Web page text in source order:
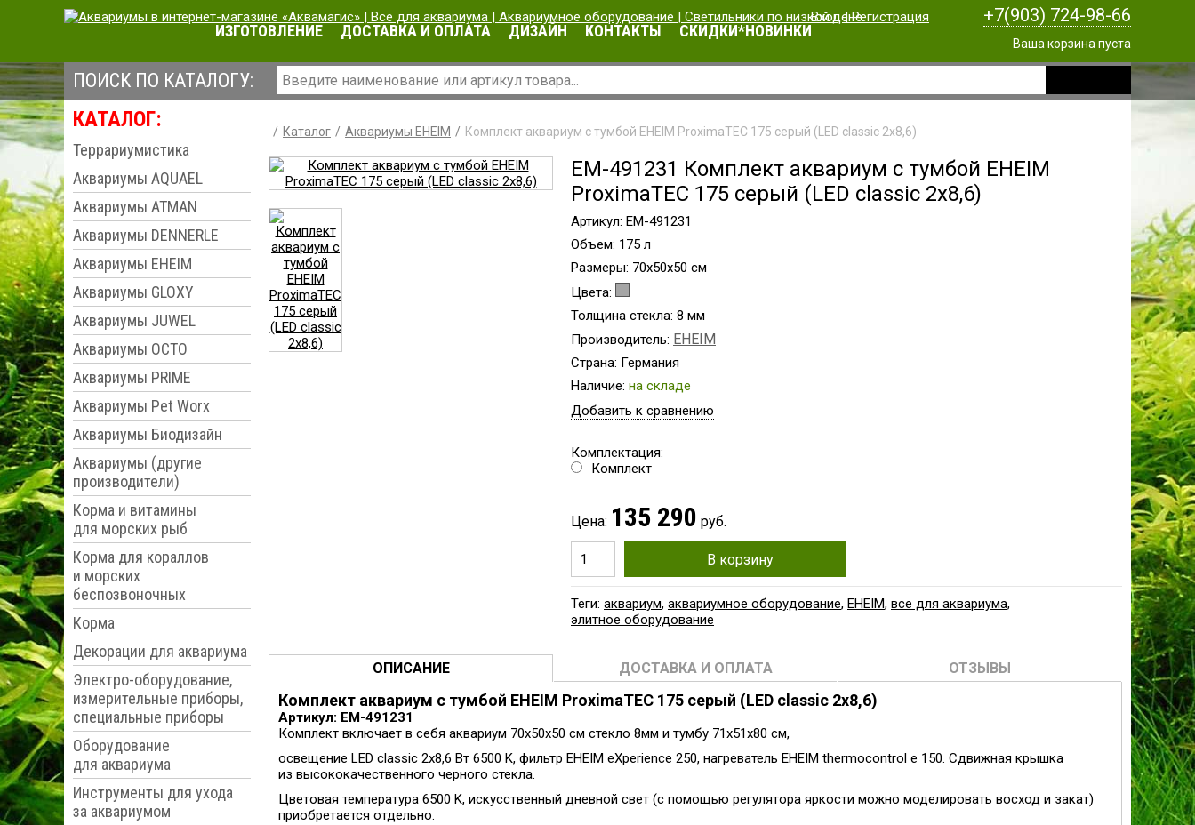
Вход|Регистрация +7(903) 724-98-66
Ваша корзина пуста
ИЗГОТОВЛЕНИЕ ДОСТАВКА И ОПЛАТА ДИЗАЙН КОНТАКТЫ СКИДКИ*НОВИНКИ
ПОИСК ПО КАТАЛОГУ:
КАТАЛОГ:
Террариумистика
Аквариумы AQUAEL
Аквариумы ATMAN
Аквариумы DENNERLE
Аквариумы EHEIM
Аквариумы GLOXY
Аквариумы JUWEL
Аквариумы OCTO
Аквариумы PRIME
Аквариумы Pet Worx
Аквариумы Биодизайн
Аквариумы (другие
производители)
Корма и витамины
для морских рыб
Корма для кораллов
и морских
беспозвоночных
Корма
Декорации для аквариума
Электро-оборудование,
измерительные приборы,
специальные приборы
Оборудование
для аквариума
Инструменты для ухода
за аквариумом
Каталог Аквариумы EHEIM Комплект аквариум с тумбой EHEIM ProximaTEC 175 серый (LED classic 2x8,6)
EM-491231 Комплект аквариум с тумбой EHEIM
ProximaTEC 175 серый (LED classic 2x8,6)
Артикул: EM-491231
Объем: 175 л
Размеры: 70x50x50 см
Цвета:
Толщина стекла: 8 мм
Производитель: EHEIM
Страна: Германия
Наличие: на складе
Добавить к сравнению
Комплектация:
Комплект
Цена: 135 290 руб.
В корзину
Теги: аквариум, аквариумное оборудование, EHEIM, все для аквариума,
элитное оборудование
ОПИСАНИЕ ДОСТАВКА И ОПЛАТА ОТЗЫВЫ
Комплект аквариум с тумбой EHEIM ProximaTEC 175 серый (LED classic 2x8,6)
Артикул: EM-491231
Комплект включает в себя аквариум 70x50x50 см стекло 8мм и тумбу 71x51x80 см,
освещение LED classic 2x8,6 Вт 6500 K, фильтр EHEIM eXperience 250, нагреватель EHEIM thermocontrol e 150. Сдвижная крышка
из высококачественного черного стекла.
Цветовая температура 6500 K, искусственный дневной свет (с помощью регулятора яркости можно моделировать восход и закат)
приобретается отдельно.